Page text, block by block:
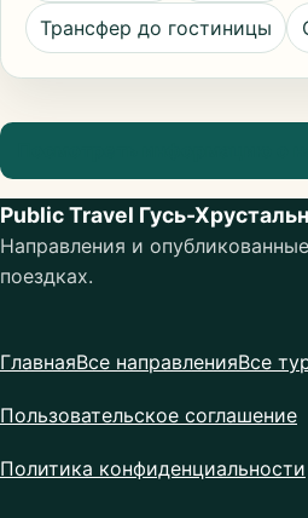
Трансфер до гостиницы
Public Travel Гусь-
Направления и
поездках.
ГлавнаяВсе направленияВсе
Пользовательское соглашение
Политика конфиденциальности